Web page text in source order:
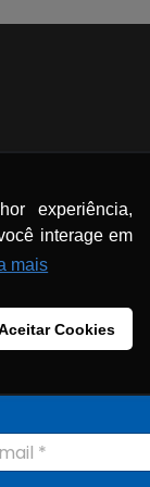
experiência,
interage em
mais
Cookies